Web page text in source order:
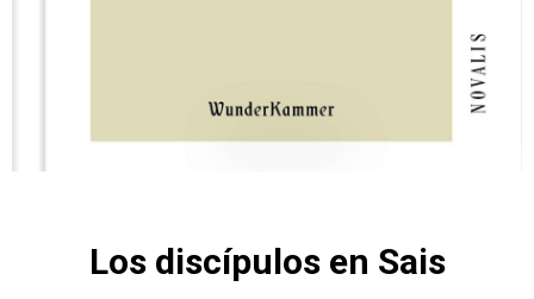
Los discípulos en Sais